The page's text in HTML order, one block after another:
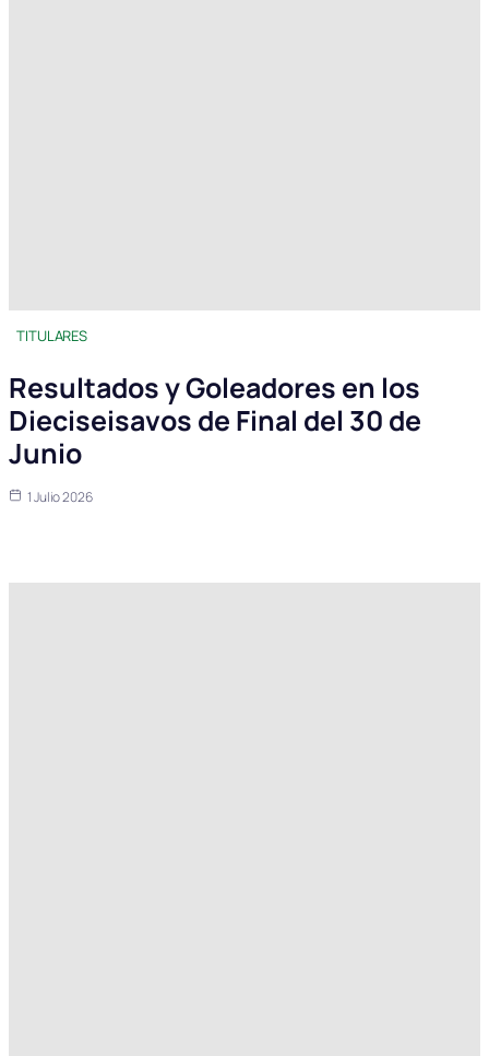
TITULARES
Resultados y Goleadores en los
Dieciseisavos de Final del 30 de
Junio
1 Julio 2026